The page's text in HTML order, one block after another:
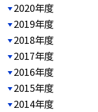
2020年度
2019年度
2018年度
2017年度
2016年度
2015年度
2014年度